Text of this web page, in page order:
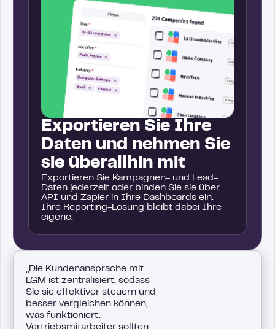
Exportieren Sie Ihre
Daten und nehmen Sie
sie überallhin mit
Exportieren Sie Kampagnen- und Lead-
Daten jederzeit oder binden Sie sie über
API und Zapier in Ihre Dashboards ein.
Ihre Reporting-Lösung bleibt dabei Ihre
eigene.
„Die Kundenansprache mit
LGM ist zentralisiert, sodass
Sie sie effektiver steuern und
besser vergleichen können,
was funktioniert.
Vertriebsmitarbeiter sollten